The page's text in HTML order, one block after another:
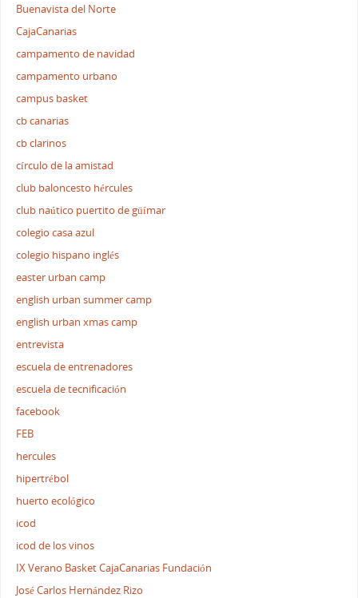
Buenavista del Norte
CajaCanarias
campamento de navidad
campamento urbano
campus basket
cb canarias
cb clarinos
círculo de la amistad
club baloncesto hércules
club naútico puertito de güímar
colegio casa azul
colegio hispano inglés
easter urban camp
english urban summer camp
english urban xmas camp
entrevista
escuela de entrenadores
escuela de tecnificación
facebook
FEB
hercules
hipertrébol
huerto ecológico
icod
icod de los vinos
IX Verano Basket CajaCanarias Fundación
José Carlos Hernández Rizo